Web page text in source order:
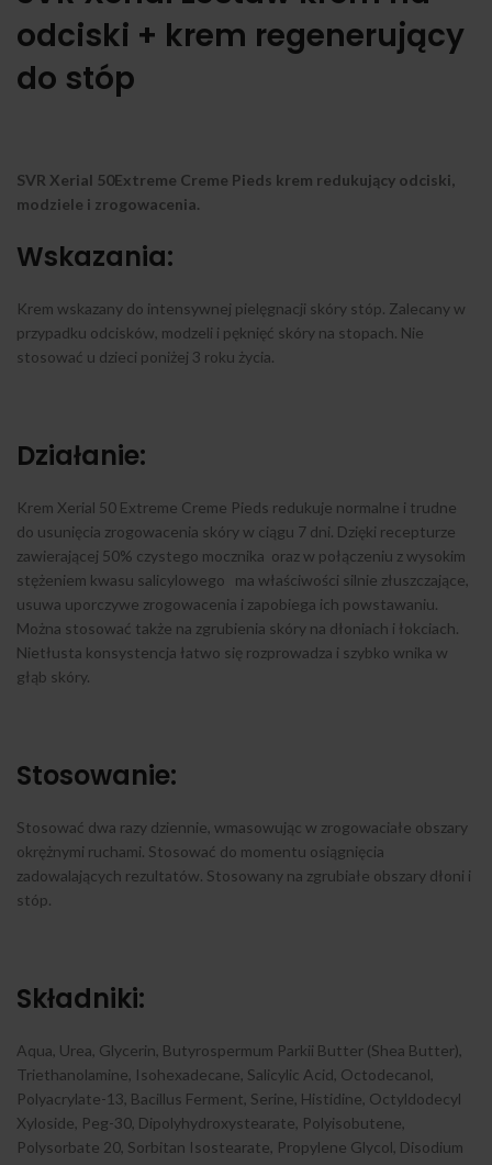
odciski + krem regenerujący
do stóp
SVR Xerial 50Extreme Creme Pieds krem redukujący odciski,
modziele i zrogowacenia.
Wskazania:
Krem wskazany do intensywnej pielęgnacji skóry stóp. Zalecany w
przypadku odcisków, modzeli i pęknięć skóry na stopach. Nie
stosować u dzieci poniżej 3 roku życia.
Działanie:
Krem Xerial 50 Extreme Creme Pieds redukuje normalne i trudne
do usunięcia zrogowacenia skóry w ciągu 7 dni. Dzięki recepturze
zawierającej 50% czystego mocznika oraz w połączeniu z wysokim
stężeniem kwasu salicylowego ma właściwości silnie złuszczające,
usuwa uporczywe zrogowacenia i zapobiega ich powstawaniu.
Można stosować także na zgrubienia skóry na dłoniach i łokciach.
Nietłusta konsystencja łatwo się rozprowadza i szybko wnika w
głąb skóry.
Stosowanie:
Stosować dwa razy dziennie, wmasowując w zrogowaciałe obszary
okrężnymi ruchami. Stosować do momentu osiągnięcia
zadowalających rezultatów. Stosowany na zgrubiałe obszary dłoni i
stóp.
Składniki:
Aqua, Urea, Glycerin, Butyrospermum Parkii Butter (Shea Butter),
Triethanolamine, Isohexadecane, Salicylic Acid, Octodecanol,
Polyacrylate-13, Bacillus Ferment, Serine, Histidine, Octyldodecyl
Xyloside, Peg-30, Dipolyhydroxystearate, Polyisobutene,
Polysorbate 20, Sorbitan Isostearate, Propylene Glycol, Disodium